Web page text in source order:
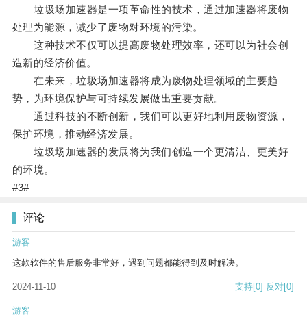
垃圾场加速器是一项革命性的技术，通过加速器将废物
处理为能源，减少了废物对环境的污染。
这种技术不仅可以提高废物处理效率，还可以为社会创
造新的经济价值。
在未来，垃圾场加速器将成为废物处理领域的主要趋
势，为环境保护与可持续发展做出重要贡献。
通过科技的不断创新，我们可以更好地利用废物资源，
保护环境，推动经济发展。
垃圾场加速器的发展将为我们创造一个更清洁、更美好
的环境。
#3#
评论
游客
这款软件的售后服务非常好，遇到问题都能得到及时解决。
2024-11-10 支持[0] 反对[0]
游客